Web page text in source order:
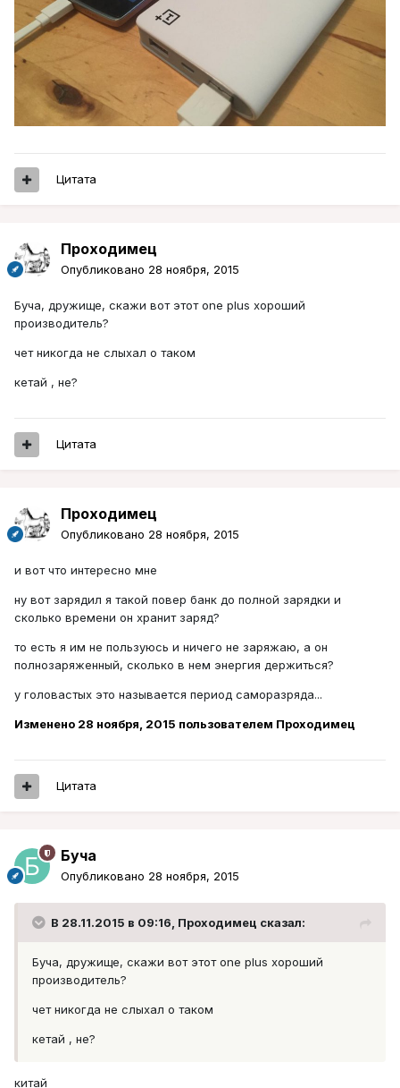
Цитата
Проходимец
Опубликовано 28 ноября, 2015
Буча, дружище, скажи вот этот one plus хороший
производитель?
чет никогда не слыхал о таком
кетай , не?
Цитата
Проходимец
Опубликовано 28 ноября, 2015
и вот что интересно мне
ну вот зарядил я такой повер банк до полной зарядки и
сколько времени он хранит заряд?
то есть я им не пользуюсь и ничего не заряжаю, а он
полнозаряженный, сколько в нем энергия держиться?
у головастых это называется период саморазряда...
Изменено 28 ноября, 2015 пользователем Проходимец
Цитата
Буча
Опубликовано 28 ноября, 2015
В 28.11.2015 в 09:16, Проходимец сказал:
Буча, дружище, скажи вот этот one plus хороший
производитель?
чет никогда не слыхал о таком
кетай , не?
китай